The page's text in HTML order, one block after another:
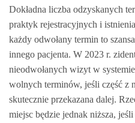
Dokładna liczba odzyskanych
praktyk rejestracyjnych i
każdy odwołany termin to
innego pacjenta. W 2023 r.
nieodwołanych wizyt w
wolnych terminów, jeśli część z
skutecznie przekazana dalej.
miejsc będzie jednak niższa,